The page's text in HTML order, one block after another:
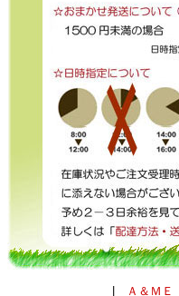
Ａ＆ＭＥ